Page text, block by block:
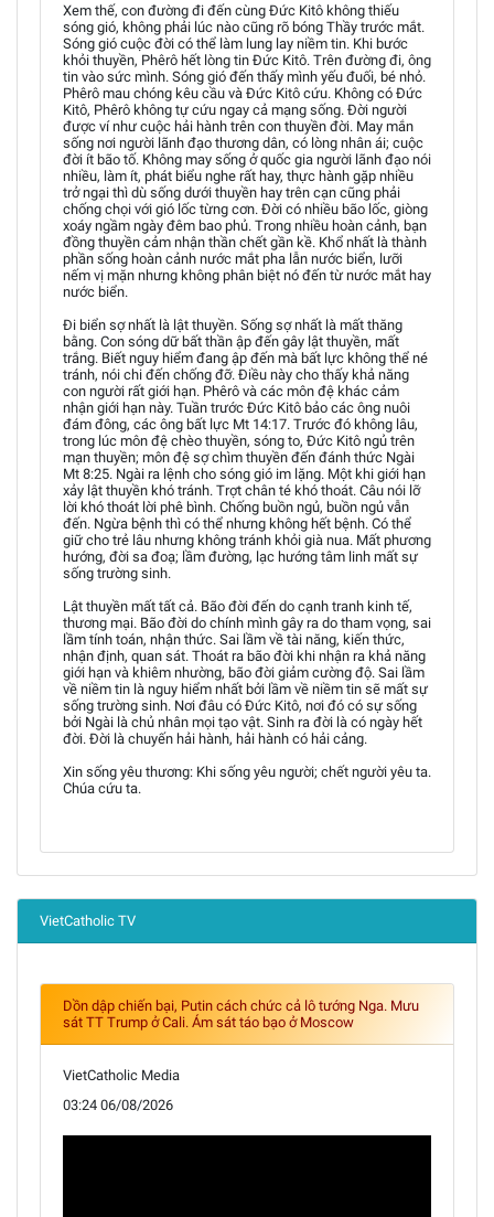
Xem thế, con đường đi đến cùng Đức Kitô không thiếu
sóng gió, không phải lúc nào cũng rõ bóng Thầy trước mắt.
Sóng gió cuộc đời có thể làm lung lay niềm tin. Khi bước
khỏi thuyền, Phêrô hết lòng tin Đức Kitô. Trên đường đi, ông
tin vào sức mình. Sóng gió đến thấy mình yếu đuối, bé nhỏ.
Phêrô mau chóng kêu cầu và Đức Kitô cứu. Không có Đức
Kitô, Phêrô không tự cứu ngay cả mạng sống. Đời người
được ví như cuộc hải hành trên con thuyền đời. May mắn
sống nơi người lãnh đạo thương dân, có lòng nhân ái; cuộc
đời ít bão tố. Không may sống ở quốc gia người lãnh đạo nói
nhiều, làm ít, phát biểu nghe rất hay, thực hành gặp nhiều
trở ngại thì dù sống dưới thuyền hay trên cạn cũng phải
chống chọi với gió lốc từng cơn. Đời có nhiều bão lốc, giòng
xoáy ngầm ngày đêm bao phủ. Trong nhiều hoàn cảnh, bạn
đồng thuyền cảm nhận thần chết gần kề. Khổ nhất là thành
phần sống hoàn cảnh nước mắt pha lẫn nước biển, lưỡi
nếm vị mặn nhưng không phân biệt nó đến từ nước mắt hay
nước biển.
Đi biển sợ nhất là lật thuyền. Sống sợ nhất là mất thăng
bằng. Con sóng dữ bất thần ập đến gây lật thuyền, mất
trắng. Biết nguy hiểm đang ập đến mà bất lực không thể né
tránh, nói chi đến chống đỡ. Điều này cho thấy khả năng
con người rất giới hạn. Phêrô và các môn đệ khác cảm
nhận giới hạn này. Tuần trước Đức Kitô bảo các ông nuôi
đám đông, các ông bất lực Mt 14:17. Trước đó không lâu,
trong lúc môn đệ chèo thuyền, sóng to, Đức Kitô ngủ trên
mạn thuyền; môn đệ sợ chìm thuyền đến đánh thức Ngài
Mt 8:25. Ngài ra lệnh cho sóng gió im lặng. Một khi giới hạn
xảy lật thuyền khó tránh. Trợt chân té khó thoát. Câu nói lỡ
lời khó thoát lời phê bình. Chống buồn ngủ, buồn ngủ vẫn
đến. Ngừa bệnh thì có thể nhưng không hết bệnh. Có thể
giữ cho trẻ lâu nhưng không tránh khỏi già nua. Mất phương
hướng, đời sa đoạ; lầm đường, lạc hướng tâm linh mất sự
sống trường sinh.
Lật thuyền mất tất cả. Bão đời đến do cạnh tranh kinh tế,
thương mại. Bão đời do chính mình gây ra do tham vọng, sai
lầm tính toán, nhận thức. Sai lầm về tài năng, kiến thức,
nhận định, quan sát. Thoát ra bão đời khi nhận ra khả năng
giới hạn và khiêm nhường, bão đời giảm cường độ. Sai lầm
về niềm tin là nguy hiểm nhất bởi lầm về niềm tin sẽ mất sự
sống trường sinh. Nơi đâu có Đức Kitô, nơi đó có sự sống
bởi Ngài là chủ nhân mọi tạo vật. Sinh ra đời là có ngày hết
đời. Đời là chuyến hải hành, hải hành có hải cảng.
Xin sống yêu thương: Khi sống yêu người; chết người yêu ta.
Chúa cứu ta.
VietCatholic TV
Dồn dập chiến bại, Putin cách chức cả lô tướng Nga. Mưu
sát TT Trump ở Cali. Ám sát táo bạo ở Moscow
VietCatholic Media
03:24 06/08/2026